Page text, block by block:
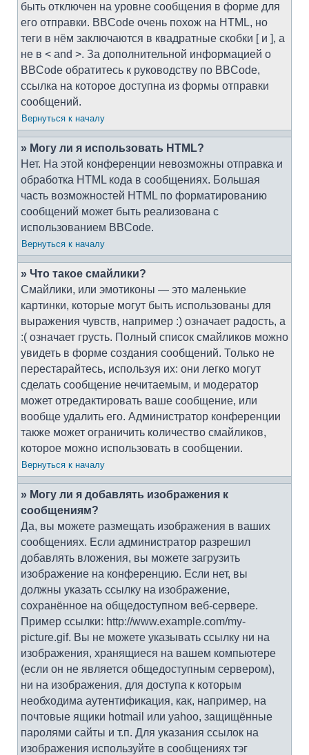
быть отключен на уровне сообщения в форме для
его отправки. BBCode очень похож на HTML, но
теги в нём заключаются в квадратные скобки [ и ], а
не в < and >. За дополнительной информацией о
BBCode обратитесь к руководству по BBCode,
ссылка на которое доступна из формы отправки
сообщений.
Вернуться к началу
» Могу ли я использовать HTML?
Нет. На этой конференции невозможны отправка и
обработка HTML кода в сообщениях. Большая
часть возможностей HTML по форматированию
сообщений может быть реализована с
использованием BBCode.
Вернуться к началу
» Что такое смайлики?
Смайлики, или эмотиконы — это маленькие
картинки, которые могут быть использованы для
выражения чувств, например :) означает радость, а
:( означает грусть. Полный список смайликов можно
увидеть в форме создания сообщений. Только не
перестарайтесь, используя их: они легко могут
сделать сообщение нечитаемым, и модератор
может отредактировать ваше сообщение, или
вообще удалить его. Администратор конференции
также может ограничить количество смайликов,
которое можно использовать в сообщении.
Вернуться к началу
» Могу ли я добавлять изображения к
сообщениям?
Да, вы можете размещать изображения в ваших
сообщениях. Если администратор разрешил
добавлять вложения, вы можете загрузить
изображение на конференцию. Если нет, вы
должны указать ссылку на изображение,
сохранённое на общедоступном веб-сервере.
Пример ссылки: http://www.example.com/my-
picture.gif. Вы не можете указывать ссылку ни на
изображения, хранящиеся на вашем компьютере
(если он не является общедоступным сервером),
ни на изображения, для доступа к которым
необходима аутентификация, как, например, на
почтовые ящики hotmail или yahoo, защищённые
паролями сайты и т.п. Для указания ссылок на
изображения используйте в сообщениях тэг